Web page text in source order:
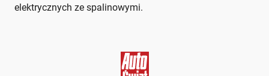
elektrycznych ze spalinowymi.